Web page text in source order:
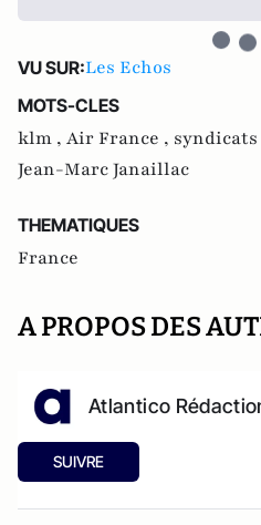
VU SUR:Les Echos
MOTS-CLES
klm , Air France , syndicats
Jean-Marc Janaillac
THEMATIQUES
France
A PROPOS DES
Atlantico
SUIVRE